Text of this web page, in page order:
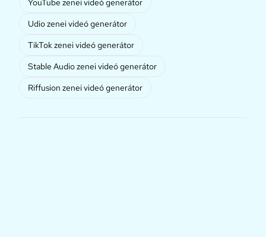
YouTube zenei videó generátor
Udio zenei videó generátor
TikTok zenei videó generátor
Stable Audio zenei videó generátor
Riffusion zenei videó generátor